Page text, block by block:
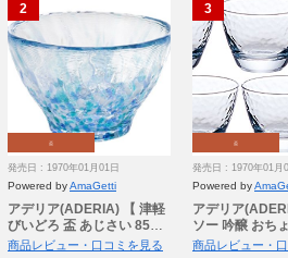
盃
発売日 : 1970年01月01日
Powered byAmaGetti
アデリア(ADERIA) 【 津軽
びいどろ 盃 あじさい 85ml
日本製 個箱入 F49783 】 お
商品レビュー・口コミを見る
盃
発売日 : 1970年01月
Powered by
アデリア
ソー 吟醸 おち
個セット 日本
商品レビュー・